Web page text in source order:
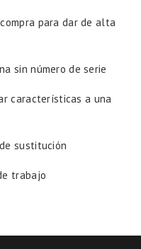
para dar de alta
sin número de serie
características a una
sustitución
trabajo